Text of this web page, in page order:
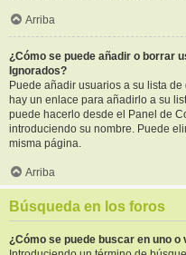
Arriba
¿Cómo se puede añadir o borrar
Ignorados?
Puede añadir usuarios a su lista
hay un enlace para añadirlo a su
puede hacerlo desde el Panel de
introduciendo su nombre. Puede
misma página.
Arriba
Búsqueda en los foros
¿Cómo se puede buscar en uno